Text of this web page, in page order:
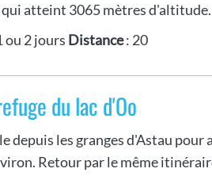
qui atteint 3065 mètres d'altitude.
ou 2 jours Distance: 20
du lac d'Oo
depuis les granges d'Astau pour
Retour par le même